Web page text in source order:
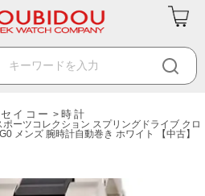
イコー
時計
ーツコレクション スプリングドライブ クロ
メンズ 腕時計自動巻き ホワイト 【中古】